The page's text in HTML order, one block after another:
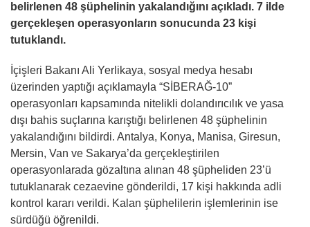
belirlenen 48 şüphelinin yakalandığını açıkladı. 7 ilde
gerçekleşen operasyonların sonucunda 23 kişi
tutuklandı.
İçişleri Bakanı Ali Yerlikaya, sosyal medya hesabı
üzerinden yaptığı açıklamayla “SİBERAĞ-10”
operasyonları kapsamında nitelikli dolandırıcılık ve yasa
dışı bahis suçlarına karıştığı belirlenen 48 şüphelinin
yakalandığını bildirdi. Antalya, Konya, Manisa, Giresun,
Mersin, Van ve Sakarya’da gerçekleştirilen
operasyonlarada gözaltına alınan 48 şüpheliden 23’ü
tutuklanarak cezaevine gönderildi, 17 kişi hakkında adli
kontrol kararı verildi. Kalan şüphelilerin işlemlerinin ise
sürdüğü öğrenildi.